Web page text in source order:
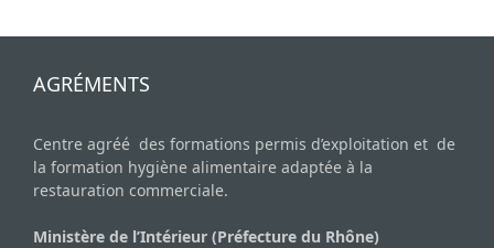
g
o
n
É
AGRÉMENTS
Centre agréé des formations permis d’exploitation et de
la formation hygiène alimentaire adaptée à la
restauration commerciale.
Ministère de l’Intérieur (Préfecture du Rhône)